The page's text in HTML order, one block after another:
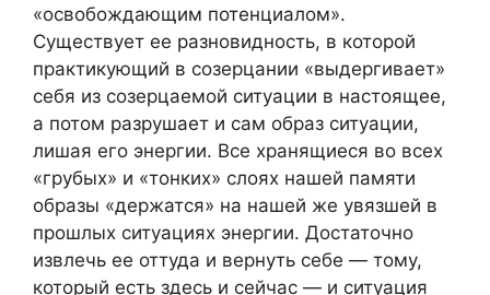
«освобождающим потенциалом».
Существует ее разновидность, в которой
практикующий в созерцании «выдергивает»
себя из созерцаемой ситуации в настоящее,
а потом разрушает и сам образ ситуации,
лишая его энергии. Все хранящиеся во всех
«грубых» и «тонких» слоях нашей памяти
образы «держатся» на нашей же увязшей в
прошлых ситуациях энергии. Достаточно
извлечь ее оттуда и вернуть себе — тому,
который есть здесь и сейчас — и ситуация